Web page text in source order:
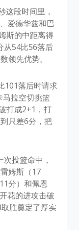
这段时间里，
爱德华兹和巴
斯的中距离得
从54比56落后
领先优势。
101落后时请求
拉空切挑篮
打成2+1，打
只差6分，把
投篮命中，
姆斯（17
分）和佩恩
花的进攻击破
胜奠定了厚实